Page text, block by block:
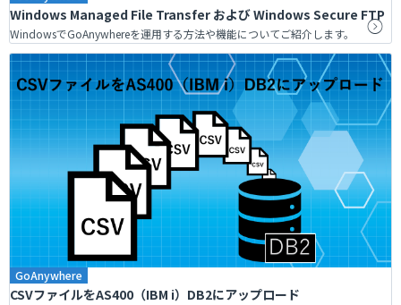
Windows Managed File Transfer および Windows Secure FTP
WindowsでGoAnywhereを運用する方法や機能についてご紹介します。
GoAnywhere
CSVファイルをAS400（IBM i）DB2にアップロード